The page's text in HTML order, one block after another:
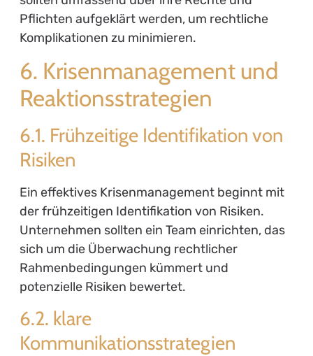
Pflichten aufgeklärt werden, um rechtliche
Komplikationen zu minimieren.
6. Krisenmanagement und
Reaktionsstrategien
6.1. Frühzeitige Identifikation von
Risiken
Ein effektives Krisenmanagement beginnt mit
der frühzeitigen Identifikation von Risiken.
Unternehmen sollten ein Team einrichten, das
sich um die Überwachung rechtlicher
Rahmenbedingungen kümmert und
potenzielle Risiken bewertet.
6.2. klare
Kommunikationsstrategien